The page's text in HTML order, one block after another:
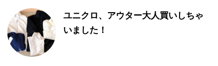
ユニクロ、アウター大人買いしちゃ
いました！